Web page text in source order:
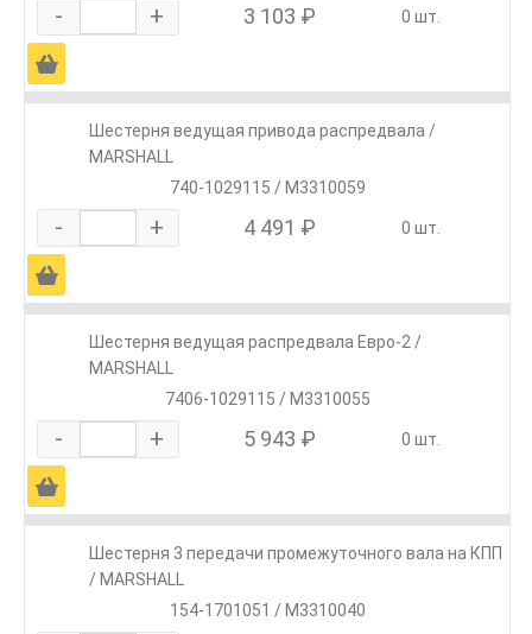
- + 3 103 ₽ 0 шт.
Ä
Шестерня ведущая привода распредвала /
MARSHALL
740-1029115 / M3310059
- + 4 491 ₽ 0 шт.
Ä
Шестерня ведущая распредвала Евро-2 /
MARSHALL
7406-1029115 / M3310055
- + 5 943 ₽ 0 шт.
Ä
Шестерня 3 передачи промежуточного вала на КПП
/ MARSHALL
154-1701051 / M3310040